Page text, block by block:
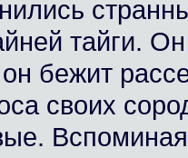
тайги.
бежит
своих